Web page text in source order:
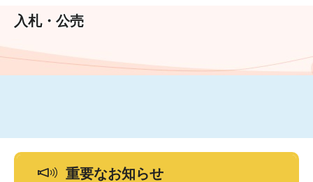
文
入札・公売
重要なお知らせ